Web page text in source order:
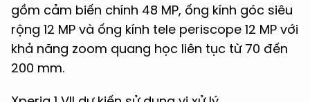
gồm cảm biến chính 48 MP, ống kính góc siêu
rộng 12 MP và ống kính tele periscope 12 MP với
khả năng zoom quang học liên tục từ 70 đến
200 mm.